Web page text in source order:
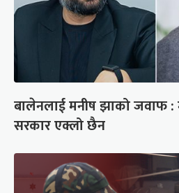
बालेनलाई मनीष झाको जवाफ
सरकार एक्लो छैन